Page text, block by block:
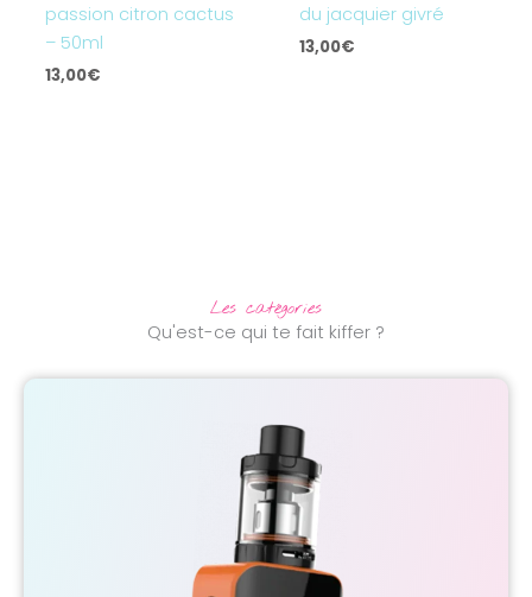
passion citron cactus
– 50ml
13,00€
du jacquier givré
13,00€
Les catégories
Qu'est-ce qui te fait kiffer ?